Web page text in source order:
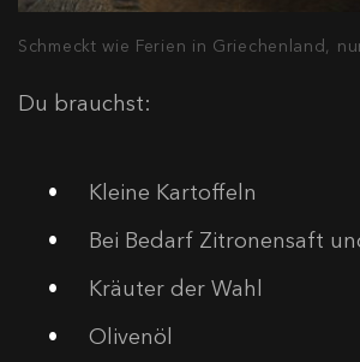
Schmeckt wie Ferien in Griechenland,
Du brauchst:
Kleine Kartoffeln
Bei Bedarf Zitronensaft
Kräuter der Wahl
Olivenöl